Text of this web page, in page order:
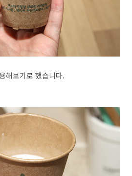
해보기로 했습니다.